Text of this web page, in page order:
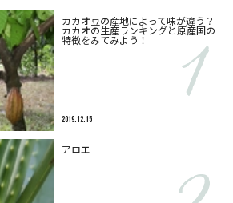
カカオ豆の産地によって味が違う？
カカオの生産ランキングと原産国の
特徴をみてみよう！
2019.12.15
アロエ